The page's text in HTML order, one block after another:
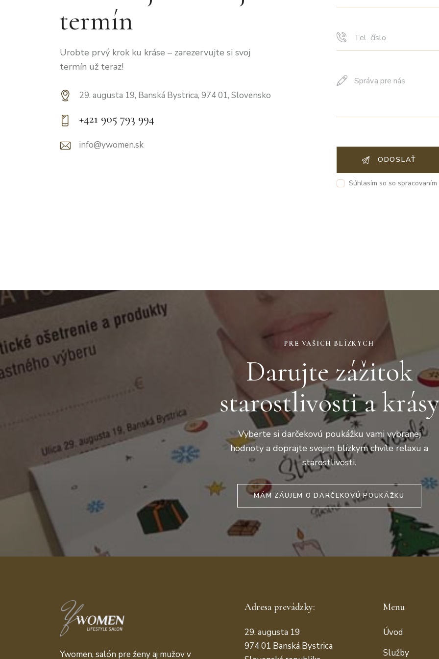
termín
Urobte prvý krok ku kráse – zarezervujte si svoj
termín už teraz!
29. augusta 19, Banská Bystrica, 974 01, Slovensko
+421 905 793 994
info@ywomen.sk
Súhlasím so so spracovaním
PRE VAŠICH BLÍZKYCH
Darujte zážitok
starostlivosti a krásy
Vyberte si darčekovú poukážku vami vybranej
hodnoty a doprajte svojim blízkym chvíle relaxu a
starostlivosti.
MÁM ZÁUJEM O DARČEKOVÚ POUKÁŽKU
Ywomen, salón pre ženy aj mužov v
Adresa prevádzky:
29. augusta 19
974 01 Banská Bystrica
Menu
Úvod
Služby